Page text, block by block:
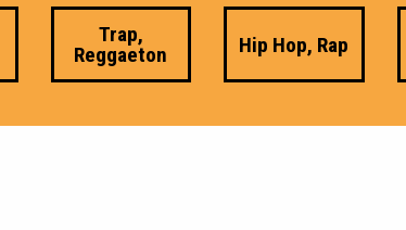
Trap,
Reggaeton
Hip Hop, Rap